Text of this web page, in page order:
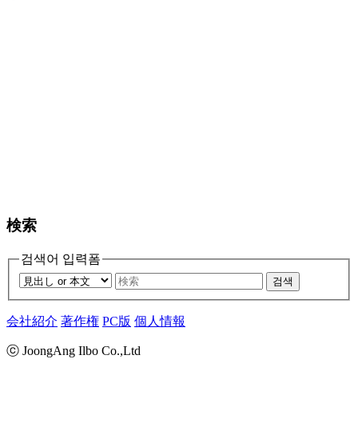
検索
검색어 입력폼
검색
会社紹介 著作権 PC版 個人情報
ⓒ JoongAng Ilbo Co.,Ltd